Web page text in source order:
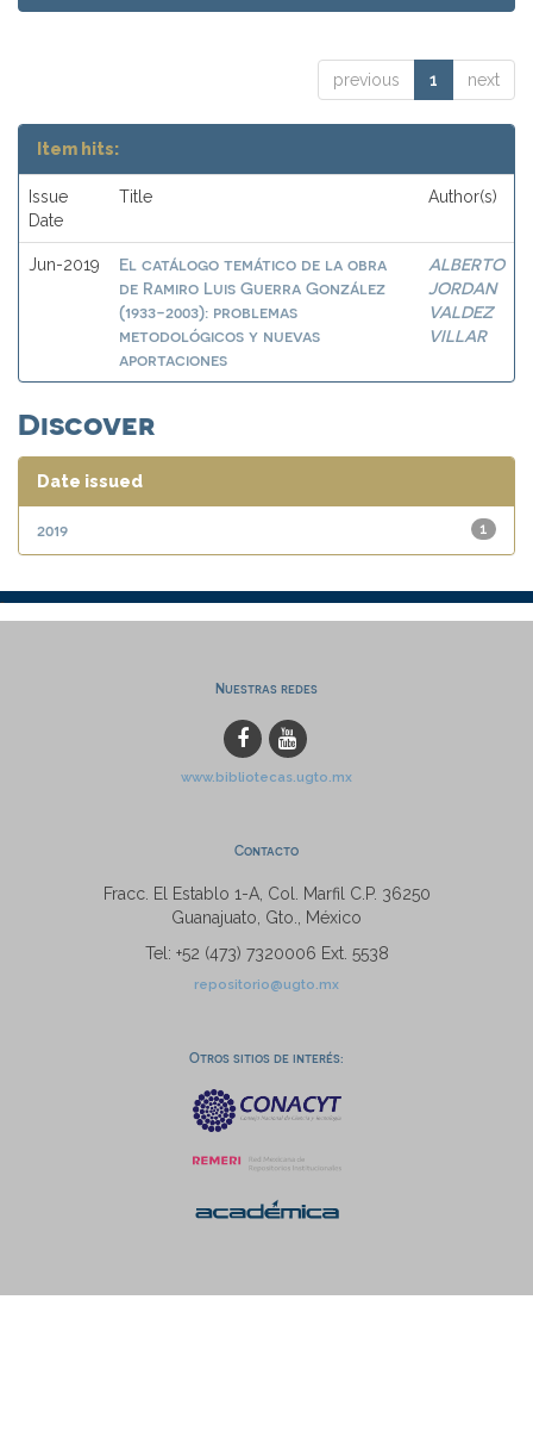
previous 1 next
Item hits:
Issue
Date
Title Author(s)
Jun-2019
El catálogo temático de la obra
de Ramiro Luis Guerra González
(1933-2003): problemas
metodológicos y nuevas
aportaciones
ALBERTO
JORDAN
VALDEZ
VILLAR
Discover
Date issued
1
2019
Nuestras redes
www.bibliotecas.ugto.mx
Contacto
Fracc. El Establo 1-A, Col. Marfil C.P. 36250
Guanajuato, Gto., México
Tel: +52 (473) 7320006 Ext. 5538
repositorio@ugto.mx
Otros sitios de interés: